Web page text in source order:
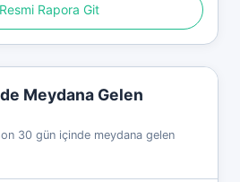
Resmi Rapora Git
Meydana Gelen
30 gün içinde meydana gelen